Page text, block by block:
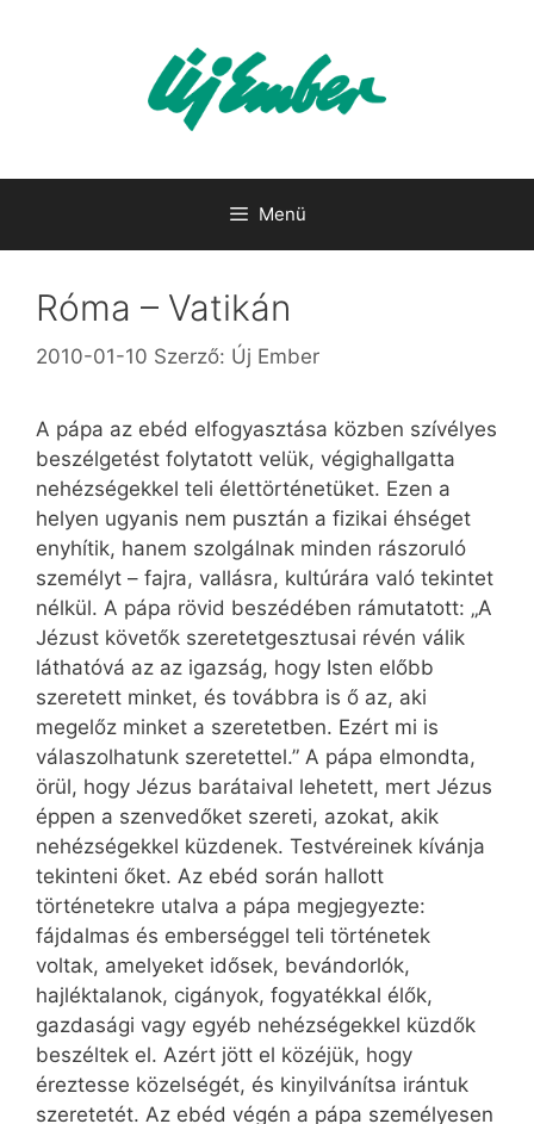
Menü
Róma – Vatikán
2010-01-10 Szerző: Új Ember
A pápa az ebéd elfogyasztása közben szívélyes
beszélgetést folytatott velük, végighallgatta
nehézségekkel teli élettörténetüket. Ezen a
helyen ugyanis nem pusztán a fizikai éhséget
enyhítik, hanem szolgálnak minden rászoruló
személyt – fajra, vallásra, kultúrára való tekintet
nélkül. A pápa rövid beszédében rámutatott: „A
Jézust követők szeretetgesztusai révén válik
láthatóvá az az igazság, hogy Isten előbb
szeretett minket, és továbbra is ő az, aki
megelőz minket a szeretetben. Ezért mi is
válaszolhatunk szeretettel.” A pápa elmondta,
örül, hogy Jézus barátaival lehetett, mert Jézus
éppen a szenvedőket szereti, azokat, akik
nehézségekkel küzdenek. Testvéreinek kívánja
tekinteni őket. Az ebéd során hallott
történetekre utalva a pápa megjegyezte:
fájdalmas és emberséggel teli történetek
voltak, amelyeket idősek, bevándorlók,
hajléktalanok, cigányok, fogyatékkal élők,
gazdasági vagy egyéb nehézségekkel küzdők
beszéltek el. Azért jött el közéjük, hogy
éreztesse közelségét, és kinyilvánítsa irántuk
szeretetét. Az ebéd végén a pápa személyesen